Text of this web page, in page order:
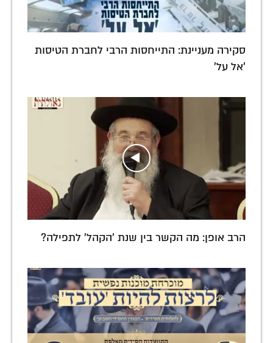
סקירה מעניינת: התייחסות הרבי לחברת הטיסות
'אל על'
הרב אופן: מה הקשר בין שנת 'הקהל' לתפילה?